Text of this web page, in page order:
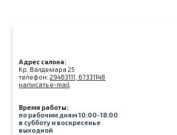
Адрес салона:
Kр. Валдемара 25
телефон:29463111, 67331148
написать e-mail
Время работы:
по рабочим дням 10:00-18:00
в субботу и воскресенье
выходной